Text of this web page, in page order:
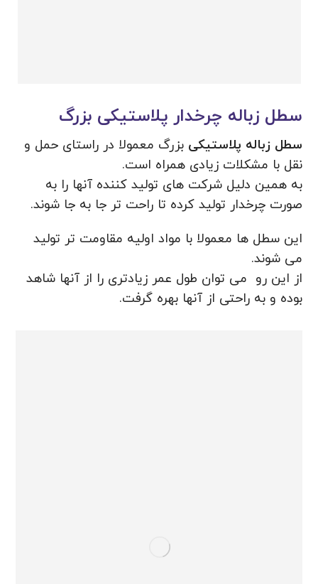
سطل زباله چرخدار پلاستیکی بزرگ
سطل زباله پلاستیکی بزرگ معمولا در راستای حمل و
نقل با مشکلات زیادی همراه است.
به همین دلیل شرکت های تولید کننده آنها را به
صورت چرخدار تولید کرده تا راحت تر جا به جا شوند.
این سطل ها معمولا با مواد اولیه مقاومت تر تولید
می شوند.
از این رو می توان طول عمر زیادتری را از آنها شاهد
بوده و به راحتی از آنها بهره گرفت.